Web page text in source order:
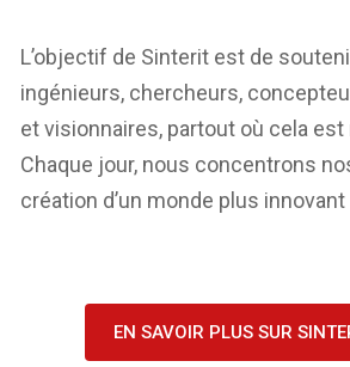
L’objectif de Sinterit est de
ingénieurs, chercheurs,
et visionnaires, partout où cela
Chaque jour, nous concentrons
création d’un monde plus
EN SAVOIR PLUS SUR